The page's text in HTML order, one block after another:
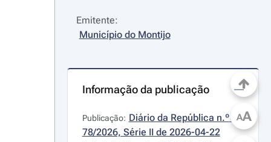
Emitente:
Município do Montijo
Informação da publicação
Publicação: Diário da República n.º
78/2026, Série II de 2026-04-22
AA